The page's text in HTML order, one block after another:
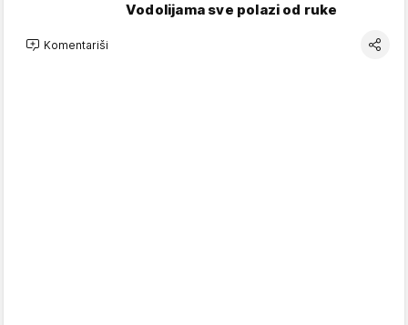
Vodolijama sve polazi od ruke
Komentariši